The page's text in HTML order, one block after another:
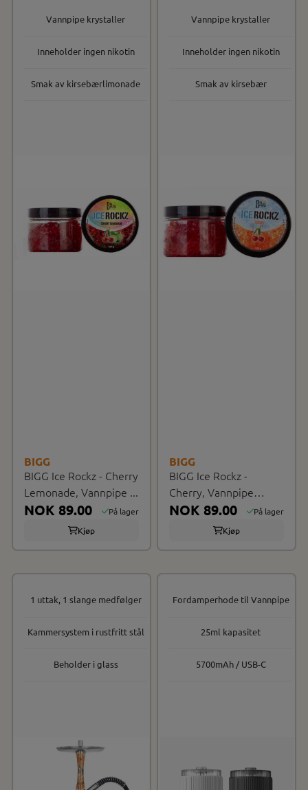
BIGG
BIGG Ice Rockz - Cherry
Lemonade, Vannpipe ...
NOK 89.00
På lager
Kjøp
Vannpipe krystaller
Inneholder ingen nikotin
Smak av kirsebærlimonade
BIGG
BIGG Ice Rockz -
Cherry, Vannpipe
krystaller
NOK 89.00
På lager
Kjøp
Vannpipe krystaller
Inneholder ingen nikotin
Smak av kirsebær
1 uttak, 1 slange medfølger
Kammersystem i rustfritt stål
Beholder i glass
Fordamperhode til Vannpipe
25ml kapasitet
5700mAh / USB-C